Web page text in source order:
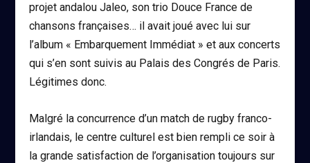
projet andalou Jaleo, son trio Douce France de
chansons françaises… il avait joué avec lui sur
l’album « Embarquement Immédiat » et aux concerts
qui s’en sont suivis au Palais des Congrés de Paris.
Légitimes donc.
Malgré la concurrence d’un match de rugby franco-
irlandais, le centre culturel est bien rempli ce soir à
la grande satisfaction de l’organisation toujours sur